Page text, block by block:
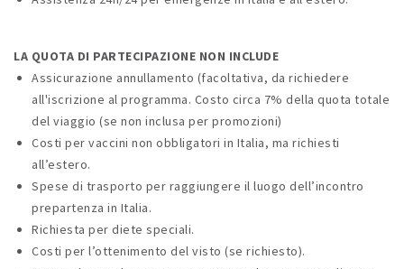
LA QUOTA DI PARTECIPAZIONE NON INCLUDE
Assicurazione annullamento (facoltativa, da richiedere
all'iscrizione al programma. Costo circa 7% della quota totale
del viaggio (se non inclusa per promozioni)
Costi per vaccini non obbligatori in Italia, ma richiesti
all’estero.
Spese di trasporto per raggiungere il luogo dell’incontro
prepartenza in Italia.
Richiesta per diete speciali.
Costi per l’ottenimento del visto (se richiesto).